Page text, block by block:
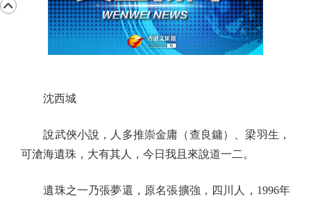
沈西城
說武俠小說，人多推崇金庸（查良鏞）、梁羽生，
可滄海遺珠，大有其人，今日我且來說道一二。
遺珠之一乃張夢還，原名張擴強，四川人，1996年